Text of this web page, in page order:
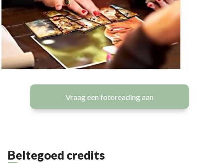
Vraag een fotoreading aan
Beltegoed credits